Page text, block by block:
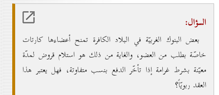
السؤال:
بعض البنوك الغربيّة في البلاد الكافرة تمنح أعضاءها كارتات
خاصّة بطلب من العضو، والغاية من ذلك هو استلام قروض لمدّة
معيّنة بشرط غرامة إذا تأخّر الدفع بنسب متفاوتة، فهل يعتبر هذا
العقد ربويّاً؟